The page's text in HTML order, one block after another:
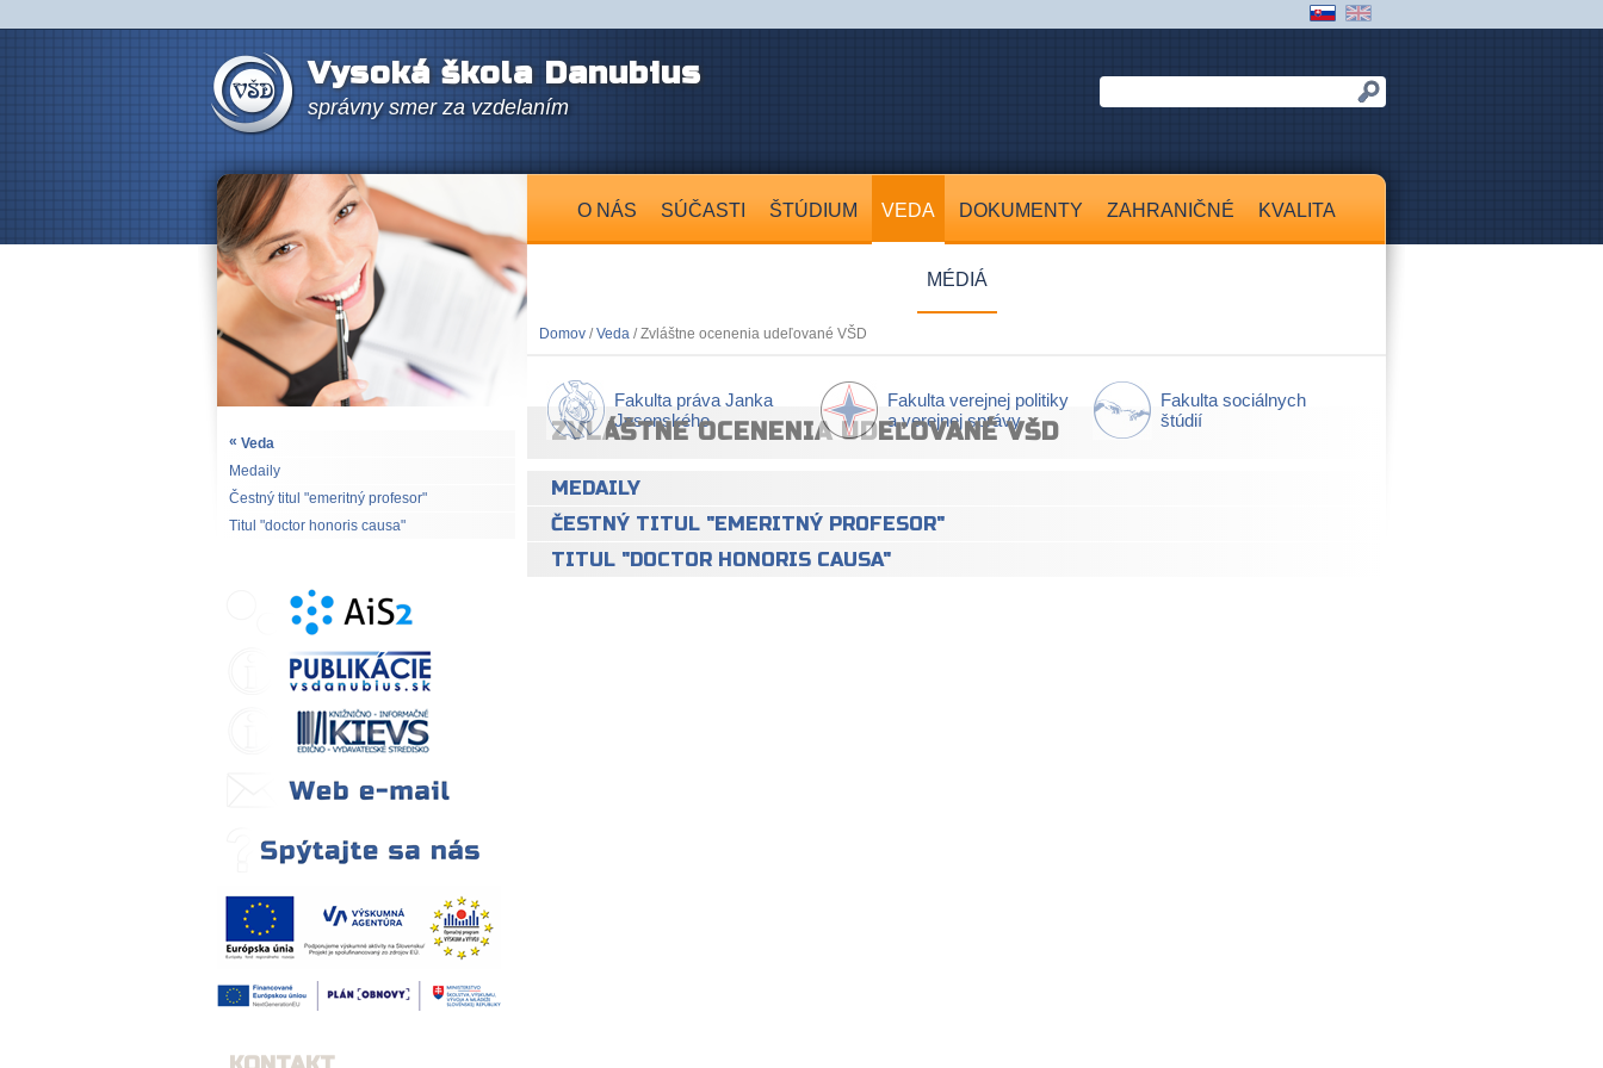
Vysoká škola Danubius
správny smer za vzdelaním
O NÁS SÚČASTI ŠTÚDIUM VEDA DOKUMENTY ZAHRANIČNÉ KVALITA
MÉDIÁ
Domov /Veda / Zvláštne ocenenia udeľované VŠD
Fakulta práva Janka
Jesenského
Fakulta verejnej politiky
a verejnej správy
Fakulta sociálnych
štúdií
« Veda
Medaily
Čestný titul "emeritný profesor"
Titul "doctor honoris causa"
ZVLÁŠTNE OCENENIA UDEĽOVANÉ VŠD
MEDAILY
ČESTNÝ TITUL "EMERITNÝ PROFESOR"
TITUL "DOCTOR HONORIS CAUSA"